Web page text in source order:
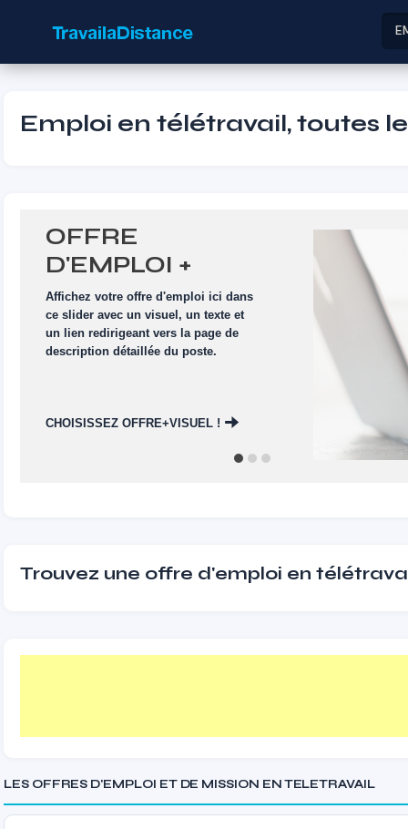
Emploi en télétravail, toutes
OFFRE
D'EMPLOI +
VISUEL
Affichez votre offre d'emploi ici dans
ce slider avec un visuel, un texte et
un lien redirigeant vers la page de
description détaillée du poste.
CHOISISSEZ OFFRE+VISUEL !
Trouvez une offre d'emploi en
LES OFFRES D'EMPLOI ET DE MISSION EN TELETRAVAIL